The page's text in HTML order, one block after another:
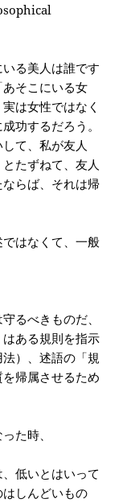
る美人は誰です
そこにいる女
は女性ではなく
功するだろう。
て、私が友人
たずねて、友人
らば、それは帰
はなくて、一般
るべきものだ、
ある規則を指示
）、述語の「規
帰属させるため
た時、
低いとはいって
しんどいもの